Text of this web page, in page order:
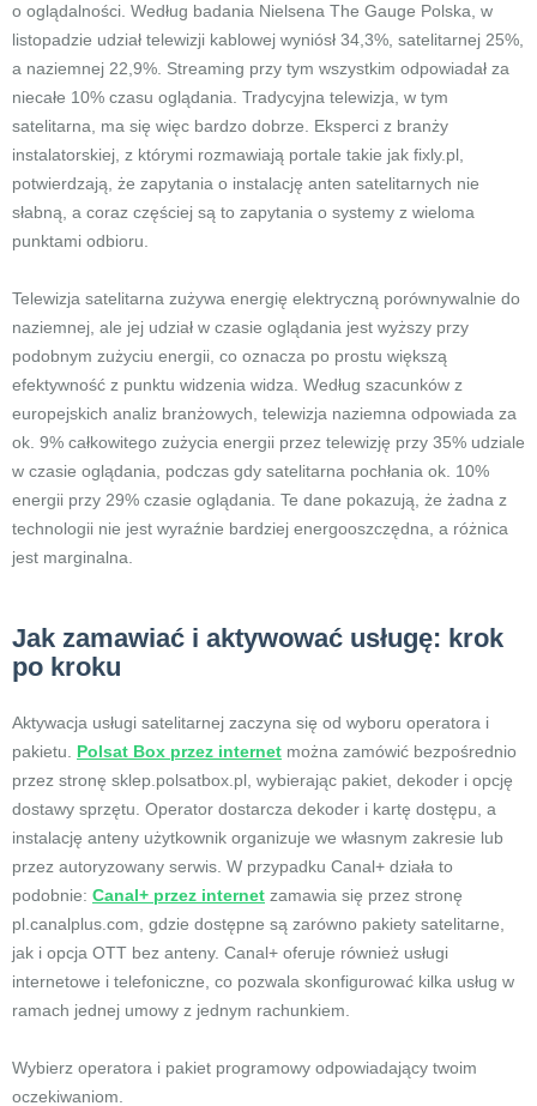
o oglądalności. Według badania Nielsena The Gauge Polska, w
listopadzie udział telewizji kablowej wyniósł 34,3%, satelitarnej 25%,
a naziemnej 22,9%. Streaming przy tym wszystkim odpowiadał za
niecałe 10% czasu oglądania. Tradycyjna telewizja, w tym
satelitarna, ma się więc bardzo dobrze. Eksperci z branży
instalatorskiej, z którymi rozmawiają portale takie jak fixly.pl,
potwierdzają, że zapytania o instalację anten satelitarnych nie
słabną, a coraz częściej są to zapytania o systemy z wieloma
punktami odbioru.
Telewizja satelitarna zużywa energię elektryczną porównywalnie do
naziemnej, ale jej udział w czasie oglądania jest wyższy przy
podobnym zużyciu energii, co oznacza po prostu większą
efektywność z punktu widzenia widza. Według szacunków z
europejskich analiz branżowych, telewizja naziemna odpowiada za
ok. 9% całkowitego zużycia energii przez telewizję przy 35% udziale
w czasie oglądania, podczas gdy satelitarna pochłania ok. 10%
energii przy 29% czasie oglądania. Te dane pokazują, że żadna z
technologii nie jest wyraźnie bardziej energooszczędna, a różnica
jest marginalna.
Jak zamawiać i aktywować usługę: krok
po kroku
Aktywacja usługi satelitarnej zaczyna się od wyboru operatora i
pakietu. Polsat Box przez internet można zamówić bezpośrednio
przez stronę sklep.polsatbox.pl, wybierając pakiet, dekoder i opcję
dostawy sprzętu. Operator dostarcza dekoder i kartę dostępu, a
instalację anteny użytkownik organizuje we własnym zakresie lub
przez autoryzowany serwis. W przypadku Canal+ działa to
podobnie: Canal+ przez internet zamawia się przez stronę
pl.canalplus.com, gdzie dostępne są zarówno pakiety satelitarne,
jak i opcja OTT bez anteny. Canal+ oferuje również usługi
internetowe i telefoniczne, co pozwala skonfigurować kilka usług w
ramach jednej umowy z jednym rachunkiem.
Wybierz operatora i pakiet programowy odpowiadający twoim
oczekiwaniom.